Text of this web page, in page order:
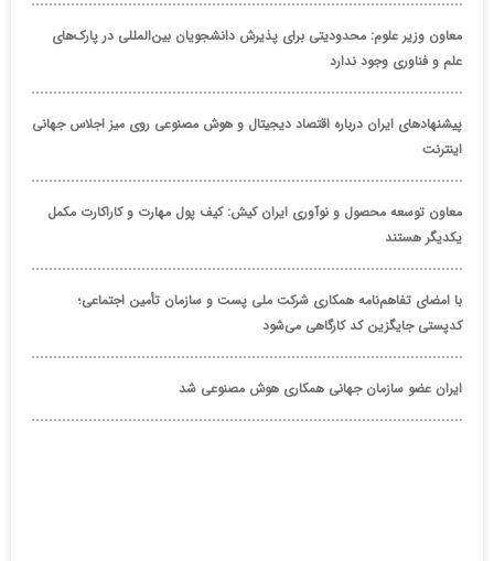
معاون وزیر علوم: محدودیتی برای پذیرش دانشجویان بین‌المللی در پارک‌های
علم و فناوری وجود ندارد
پیشنهادهای ایران درباره اقتصاد دیجیتال و هوش مصنوعی روی میز اجلاس جهانی
اینترنت
معاون توسعه محصول و نوآوری ایران کیش: کیف پول مهارت و کاراکارت مکمل
یکدیگر هستند
با امضای تفاهم‌نامه همکاری شرکت ملی پست و سازمان تأمین اجتماعی؛
کدپستی جایگزین کد کارگاهی می‌شود
ایران عضو سازمان جهانی همکاری هوش مصنوعی شد